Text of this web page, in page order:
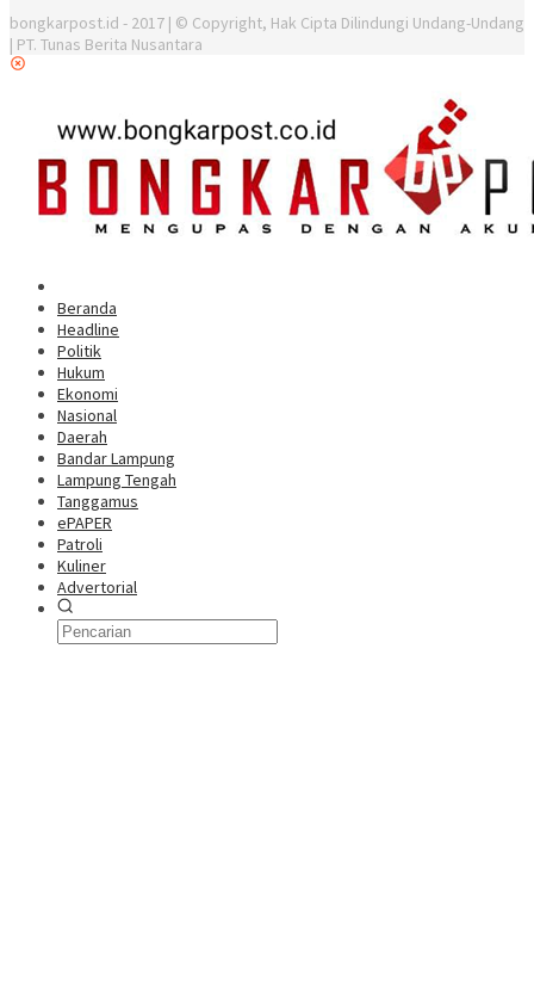
bongkarpost.id - 2017 | © Copyright, Hak Cipta Dilindungi Undang-Undang
| PT. Tunas Berita Nusantara
Beranda
Headline
Politik
Hukum
Ekonomi
Nasional
Daerah
Bandar Lampung
Lampung Tengah
Tanggamus
ePAPER
Patroli
Kuliner
Advertorial